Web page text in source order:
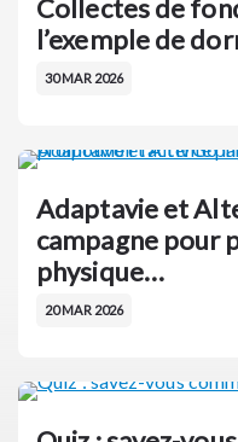
Collectes de
l’exemple de
30 MAR 2026
Adaptavie et
campagne pour
physique…
20 MAR 2026